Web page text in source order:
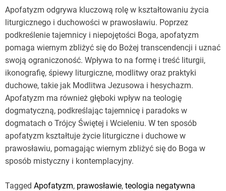
Apofatyzm odgrywa kluczową rolę w kształtowaniu życia
liturgicznego i duchowości w prawosławiu. Poprzez
podkreślenie tajemnicy i niepojętości Boga, apofatyzm
pomaga wiernym zbliżyć się do Bożej transcendencji i uznać
swoją ograniczoność. Wpływa to na formę i treść liturgii,
ikonografię, śpiewy liturgiczne, modlitwy oraz praktyki
duchowe, takie jak Modlitwa Jezusowa i hesychazm.
Apofatyzm ma również głęboki wpływ na teologię
dogmatyczną, podkreślając tajemnicę i paradoks w
dogmatach o Trójcy Świętej i Wcieleniu. W ten sposób
apofatyzm kształtuje życie liturgiczne i duchowe w
prawosławiu, pomagając wiernym zbliżyć się do Boga w
sposób mistyczny i kontemplacyjny.
Tagged Apofatyzm, prawosławie, teologia negatywna